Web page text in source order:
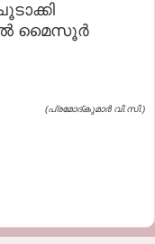
മൈസൂര്‍
(പ്രമോദ്കുമാർ വി.സി.)